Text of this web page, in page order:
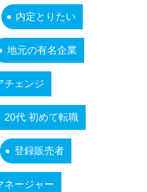
内定とりたい
地元の有名企業
チェンジ
20代 初めて転職
登録販売者
ネージャー